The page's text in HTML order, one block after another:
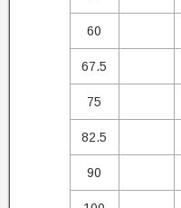
60
67.5
75
82.5
90